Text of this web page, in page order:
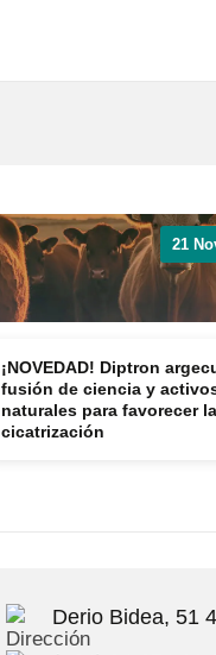
Manejo y Bienestar
Patología
21
¡NOVEDAD! Diptron
fusión de ciencia y
naturales para favorecer la
cicatrización
Derio Bidea, 51